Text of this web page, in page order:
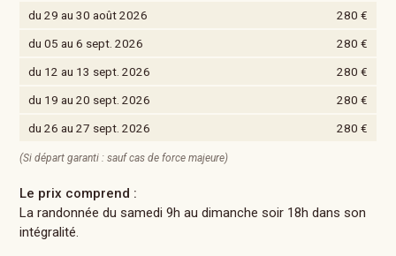
du 29 au 30 août 2026
280 €
du 05 au 6 sept. 2026
280 €
du 12 au 13 sept. 2026
280 €
du 19 au 20 sept. 2026
280 €
du 26 au 27 sept. 2026
280 €
(Si départ garanti : sauf cas de force majeure)
Le prix comprend :
La randonnée du samedi 9h au dimanche soir 18h dans son
intégralité.